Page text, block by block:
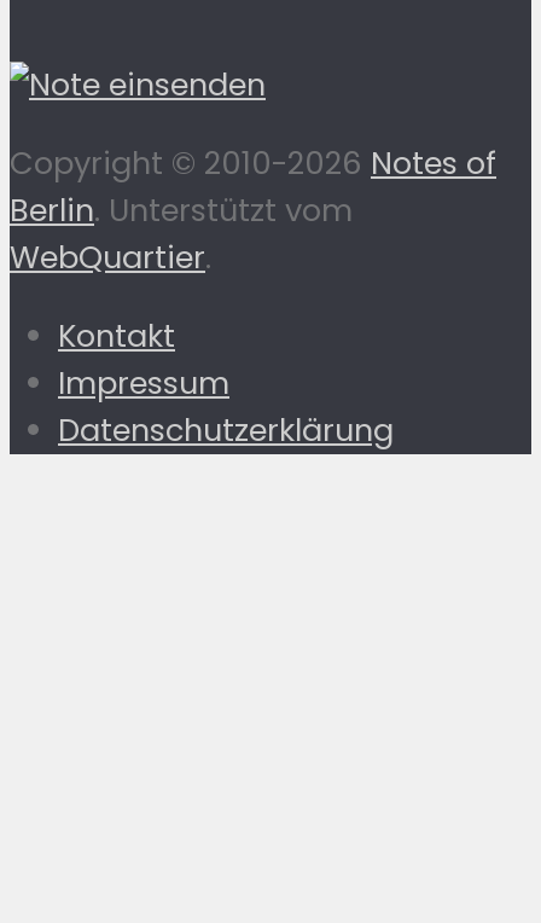
Copyright © 2010-2026 Notes of
Berlin. Unterstützt vom
WebQuartier.
Kontakt
Impressum
Datenschutzerklärung